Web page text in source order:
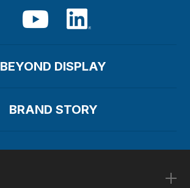
BEYOND DISPLAY
BRAND STORY